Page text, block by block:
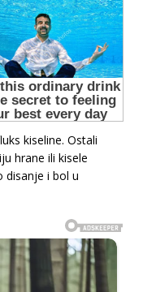
kiseline. Ostali
hrane ili kisele
disanje i bol u